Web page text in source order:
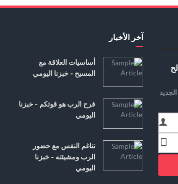
آخر الأخبار
أساسيات العلاقة مع
المسيح - خبزنا اليومي
فرح الرب هو قوتكم - خبزنا
اليومي
تناغم النفس مع حضور
الرب ومشيئته - خبزنا
اليومي